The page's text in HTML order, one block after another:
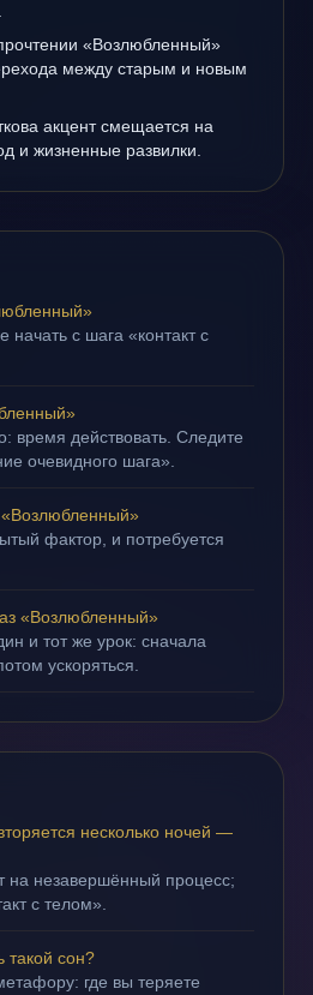
«Возлюбленный»
между старым и новым
акцент смещается на
и жизненные развилки.
начать с шага «контакт с
время действовать. Следите
очевидного шага».
фактор, и потребуется
«Возлюбленный»
и тот же урок: сначала
ускоряться.
несколько ночей —
на незавершённый процесс;
с телом».
такой сон?
где вы теряете